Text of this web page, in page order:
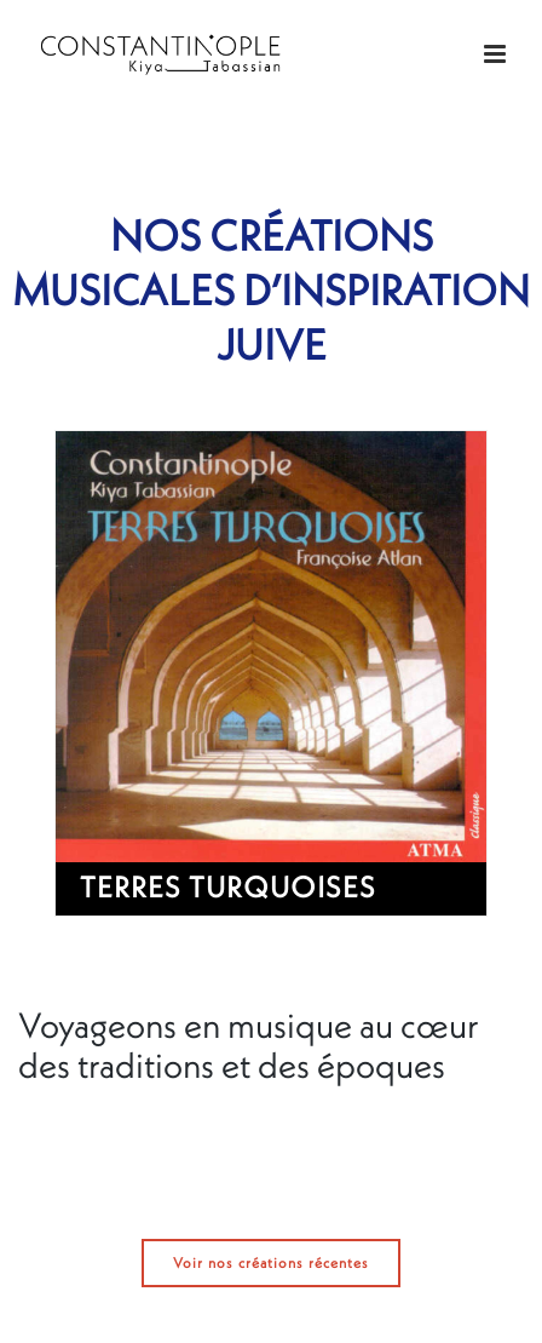
NOS CRÉATIONS
MUSICALES D’INSPIRATION
JUIVE
TERRES TURQUOISES
Voyageons en musique au cœur
des traditions et des époques
Voir nos créations récentes